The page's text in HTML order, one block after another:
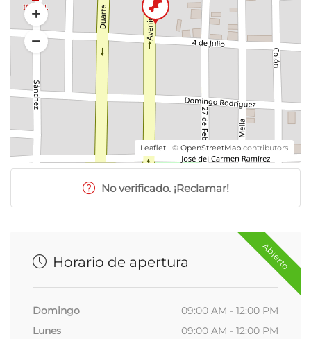
Leaflet | © OpenStreetMap contributors
No verificado. ¡Reclamar!
Abierto
Horario de apertura
Domingo
09:00 AM - 12:00 PM
Lunes
09:00 AM - 12:00 PM